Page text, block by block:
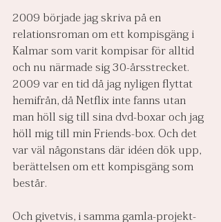
2009 började jag skriva på en
relationsroman om ett kompisgäng i
Kalmar som varit kompisar för alltid
och nu närmade sig 30-årsstrecket.
2009 var en tid då jag nyligen flyttat
hemifrån, då Netflix inte fanns utan
man höll sig till sina dvd-boxar och jag
höll mig till min Friends-box. Och det
var väl någonstans där idéen dök upp,
berättelsen om ett kompisgäng som
består.
Och givetvis, i samma gamla-projekt-